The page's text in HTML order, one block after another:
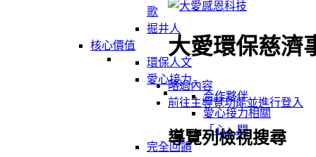
歌
掘井人
核心價值
環保人文
愛心接力
合作夥伴
愛心接力相關
「心」聞
完全回饋
大愛環保慈濟
略過內容
前往主導覽功能並進行登入
導覽列檢視搜尋